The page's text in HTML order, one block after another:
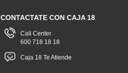
CONTACTATE CON CAJA 18
Call Center
600 718 18 18
Caja 18 Te Atiende